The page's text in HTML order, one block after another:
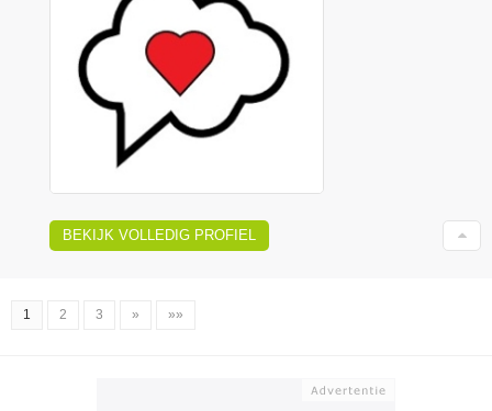
BEKIJK VOLLEDIG PROFIEL
1 2 3 » »»